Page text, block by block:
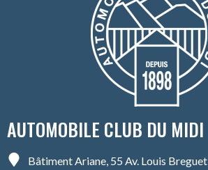
AUTOMOBILE CLUB DU MIDI
Bâtiment Ariane, 55 Av. Louis Breguet